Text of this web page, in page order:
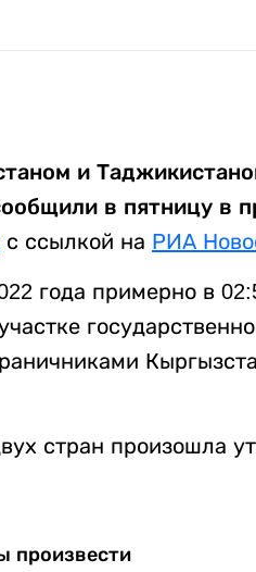
и
в пятницу в
с ссылкой на РИА
года примерно в
стран произошла
произвести